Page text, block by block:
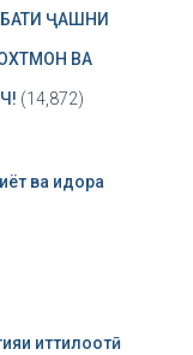
ҶАШНИ
ВА
(14,872)
ва идора
иттилоотӣ